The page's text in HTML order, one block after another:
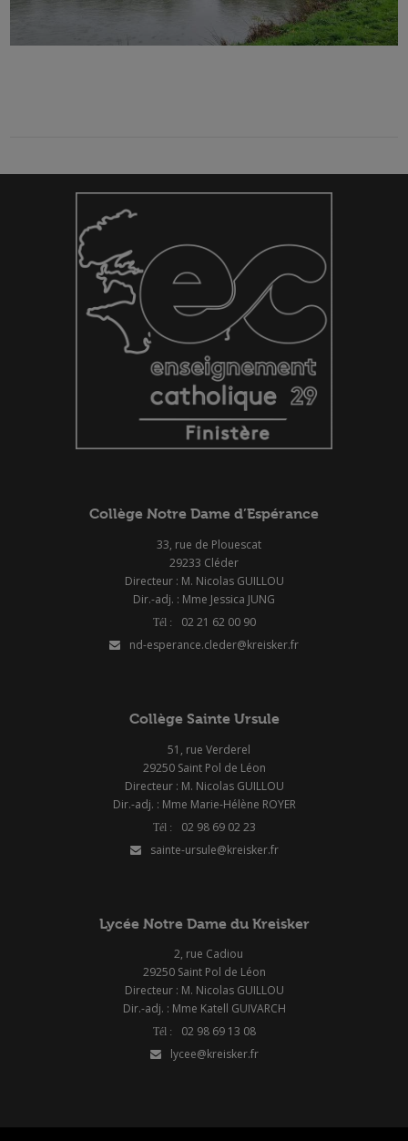
Collège Notre Dame d’Espérance
33, rue de Plouescat
29233 Cléder
Directeur : M. Nicolas GUILLOU
Dir.-adj. : Mme Jessica JUNG
02 21 62 00 90
nd-esperance.cleder@kreisker.fr
Collège Sainte Ursule
51, rue Verderel
29250 Saint Pol de Léon
Directeur : M. Nicolas GUILLOU
Dir.-adj. : Mme Marie-Hélène ROYER
02 98 69 02 23
sainte-ursule@kreisker.fr
Lycée Notre Dame du Kreisker
2, rue Cadiou
29250 Saint Pol de Léon
Directeur : M. Nicolas GUILLOU
Dir.-adj. : Mme Katell GUIVARCH
02 98 69 13 08
lycee@kreisker.fr